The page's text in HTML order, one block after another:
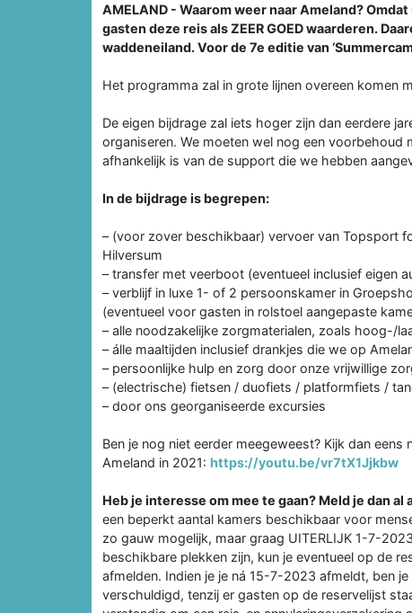
AMELAND - Waarom weer naar Ameland?
gasten deze reis als ZEER GOED waarderen.
waddeneiland. Voor de 7e editie van
Het programma zal in grote lijnen overeen komen
De eigen bijdrage zal iets hoger zijn dan eerdere
organiseren. We moeten wel nog een voorbehoud
afhankelijk is van de support die we hebben
In de bijdrage is begrepen:
– (voor zover beschikbaar) vervoer van Topsport
Hilversum
– transfer met veerboot (eventueel inclusief eigen
– verblijf in luxe 1- of 2 persoonskamer in
(eventueel voor gasten in rolstoel aangepaste
– alle noodzakelijke zorgmaterialen, zoals hoog-/
– álle maaltijden inclusief drankjes die we op
– persoonlijke hulp en zorg door onze vrijwillige
– (electrische) fietsen / duofiets / platformfiets /
– door ons georganiseerde excursies
Ben je nog niet eerder meegeweest? Kijk dan eens
Ameland in 2021: https://youtu.be/vr7tX1Jjkbw
Heb je interesse om mee te gaan? Meld je dan
een beperkt aantal kamers beschikbaar voor
zo gauw mogelijk, maar graag UITERLIJK 1-7-
beschikbare plekken zijn, kun je eventueel op de
afmelden. Indien je je ná 15-7-2023 afmeldt, ben
verschuldigd, tenzij er gasten op de reservelijst